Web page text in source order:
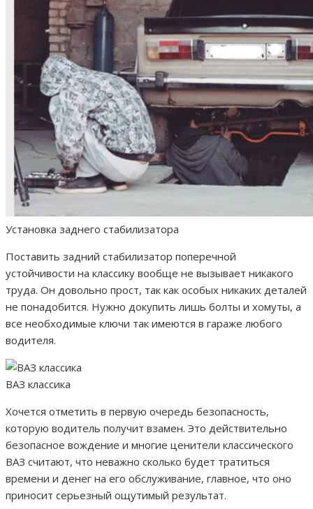
Установка заднего стабилизатора
Поставить задний стабилизатор поперечной
устойчивости на классику вообще не вызывает никакого
труда. Он довольно прост, так как особых никаких деталей
не понадобится. Нужно докупить лишь болты и хомуты, а
все необходимые ключи так имеются в гараже любого
водителя.
ВАЗ классика
Хочется отметить в первую очередь безопасность,
которую водитель получит взамен. Это действительно
безопасное вождение и многие ценители классического
ВАЗ считают, что неважно сколько будет тратиться
времени и денег на его обслуживание, главное, что оно
приносит серьезный ощутимый результат.